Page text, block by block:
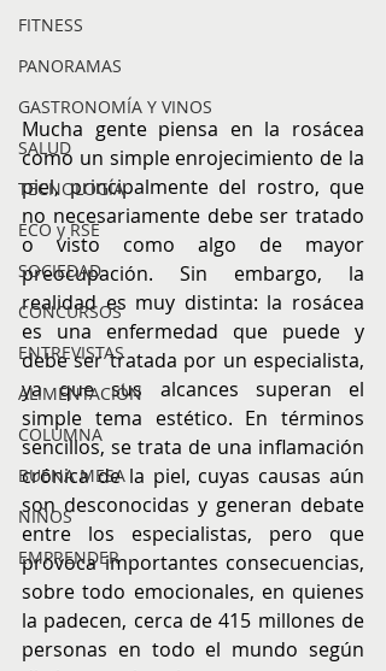
FITNESS
PANORAMAS
GASTRONOMÍA Y VINOS
SALUD
TECNOLOGÍA
ECO y RSE
SOCIEDAD
CONCURSOS
ENTREVISTAS
ALIMENTACIÓN
COLUMNA
BUENA MESA
NIÑOS
EMPRENDER
Mucha gente piensa en la rosácea
como un simple enrojecimiento de la
piel, principalmente del rostro, que
no necesariamente debe ser tratado
o visto como algo de mayor
preocupación. Sin embargo, la
realidad es muy distinta: la rosácea
es una enfermedad que puede y
debe ser tratada por un especialista,
ya que sus alcances superan el
simple tema estético. En términos
sencillos, se trata de una inflamación
crónica de la piel, cuyas causas aún
son desconocidas y generan debate
entre los especialistas, pero que
provoca importantes consecuencias,
sobre todo emocionales, en quienes
la padecen, cerca de 415 millones de
personas en todo el mundo según